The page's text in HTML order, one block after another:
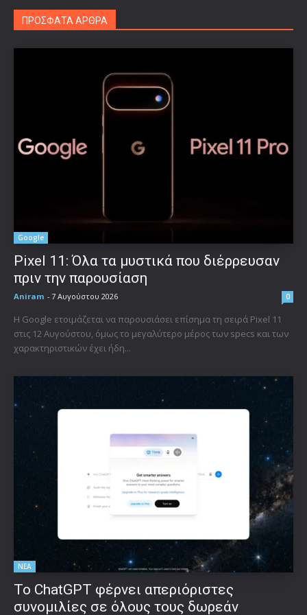
ΠΡΟΣΦΑΤΑ ΑΡΘΡΑ
Google
Pixel 11: Όλα τα μυστικά που διέρρευσαν
πριν την παρουσίαση
Aniram - 7 Αυγούστου 2026 0
Η Google ετοιμάζεται να παρουσιάσει επίσημα τη σειρά Pixel 11
στις 12 Αυγούστου, όμως το μεγαλύτερο μέρος των specs και των
χαρακτηριστικών έχει ήδη...
ΝΕΑ
Το ChatGPT φέρνει απεριόριστες
συνομιλίες σε όλους τους δωρεάν